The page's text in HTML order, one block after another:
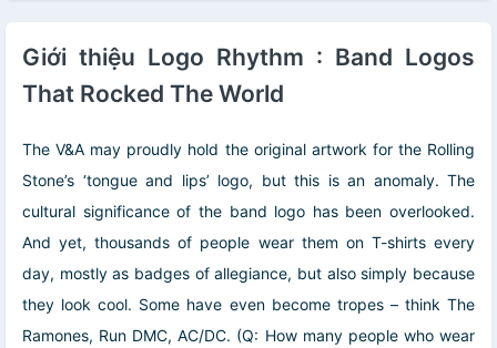
Giới thiệu Logo Rhythm : Band Logos
That Rocked The World
The V&A may proudly hold the original artwork for the Rolling
Stone’s ‘tongue and lips’ logo, but this is an anomaly. The
cultural significance of the band logo has been overlooked.
And yet, thousands of people wear them on T-shirts every
day, mostly as badges of allegiance, but also simply because
they look cool. Some have even become tropes – think The
Ramones, Run DMC, AC/DC. (Q: How many people who wear